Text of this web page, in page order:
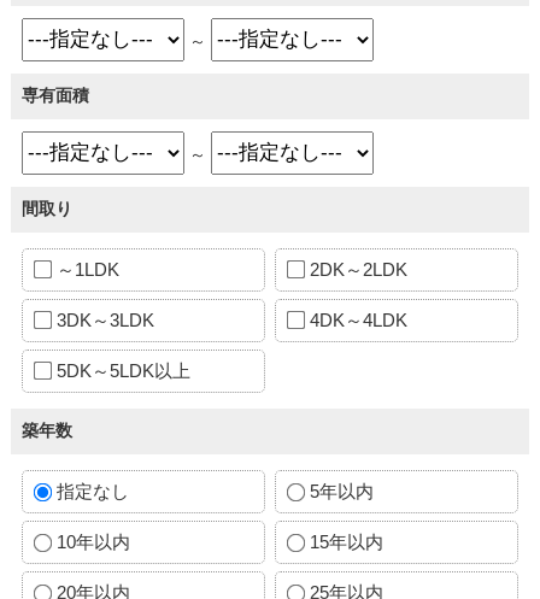
～
専有面積
～
間取り
～1LDK 2DK～2LDK
3DK～3LDK 4DK～4LDK
5DK～5LDK以上
築年数
指定なし 5年以内
10年以内 15年以内
20年以内 25年以内